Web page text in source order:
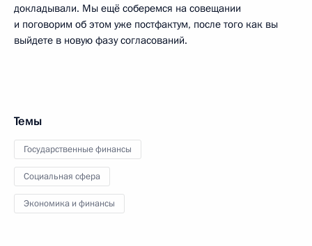
докладывали. Мы ещё соберемся на совещании
и поговорим об этом уже постфактум, после того как вы
выйдете в новую фазу согласований.
Темы
Государственные финансы
Социальная сфера
Экономика и финансы